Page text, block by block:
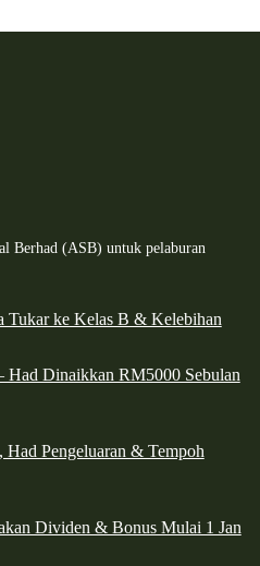
Berhad (ASB) untuk pelaburan
Tukar ke Kelas B & Kelebihan
Had Dinaikkan RM5000 Sebulan
Pengeluaran & Tempoh
Dividen & Bonus Mulai 1 Jan